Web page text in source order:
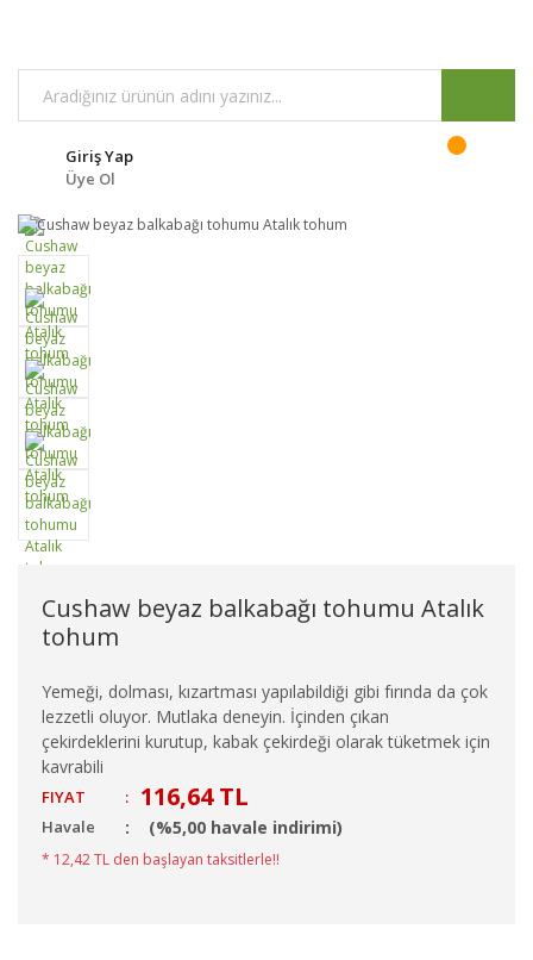
Giriş Yap
Üye Ol
Cushaw beyaz balkabağı tohumu Atalık
tohum
Yemeği, dolması, kızartması yapılabildiği gibi fırında da çok
lezzetli oluyor. Mutlaka deneyin. İçinden çıkan
çekirdeklerini kurutup, kabak çekirdeği olarak tüketmek için
kavrabili
FIYAT : 116,64 TL
Havale (%5,00 havale indirimi)
* 12,42 TL den başlayan taksitlerle!!